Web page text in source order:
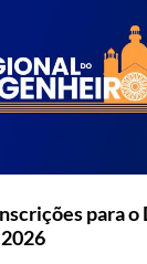
para o